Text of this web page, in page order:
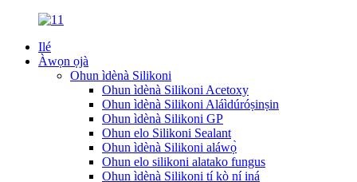
Ilé
Àwọn ọjà
Ohun ìdènà Silikoni
Ohun ìdènà Silikoni Acetoxy
Ohun ìdènà Silikoni Aláìdúróṣinṣin
Ohun ìdènà Silikoni GP
Ohun elo Silikoni Sealant
Ohun ìdènà Silikoni aláwọ̀
Ohun elo silikoni alatako fungus
Ohun ìdènà Silikoni tí kò ní iná